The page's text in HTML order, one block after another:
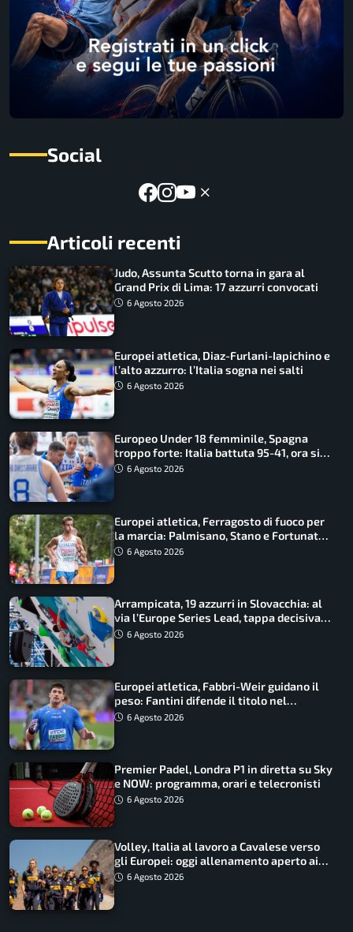
Social
Articoli recenti
Judo, Assunta Scutto torna in gara al
Grand Prix di Lima: 17 azzurri convocati
6 Agosto 2026
Europei atletica, Diaz-Furlani-Iapichino e
l’alto azzurro: l’Italia sogna nei salti
6 Agosto 2026
Europeo Under 18 femminile, Spagna
troppo forte: Italia battuta 95-41, ora si
gioca il Mondiale
6 Agosto 2026
Europei atletica, Ferragosto di fuoco per
la marcia: Palmisano, Stano e Fortunato
guidano l’Italia
6 Agosto 2026
Arrampicata, 19 azzurri in Slovacchia: al
via l’Europe Series Lead, tappa decisiva
per la Speed
6 Agosto 2026
Europei atletica, Fabbri-Weir guidano il
peso: Fantini difende il titolo nel
martello
6 Agosto 2026
Premier Padel, Londra P1 in diretta su Sky
e NOW: programma, orari e telecronisti
6 Agosto 2026
Volley, Italia al lavoro a Cavalese verso
gli Europei: oggi allenamento aperto ai
tifosi
6 Agosto 2026